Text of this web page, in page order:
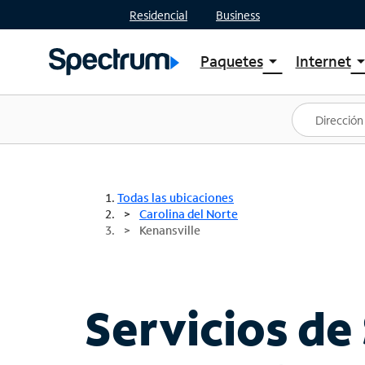
Residencial Business
Paquetesarrow_drop_down
Ver paquetes
Spectrum One
Mejores ofertas
Internetarrow_drop_down
Planes
Todas las ubicaciones
Carolina del Norte
Kenansville
Servicios